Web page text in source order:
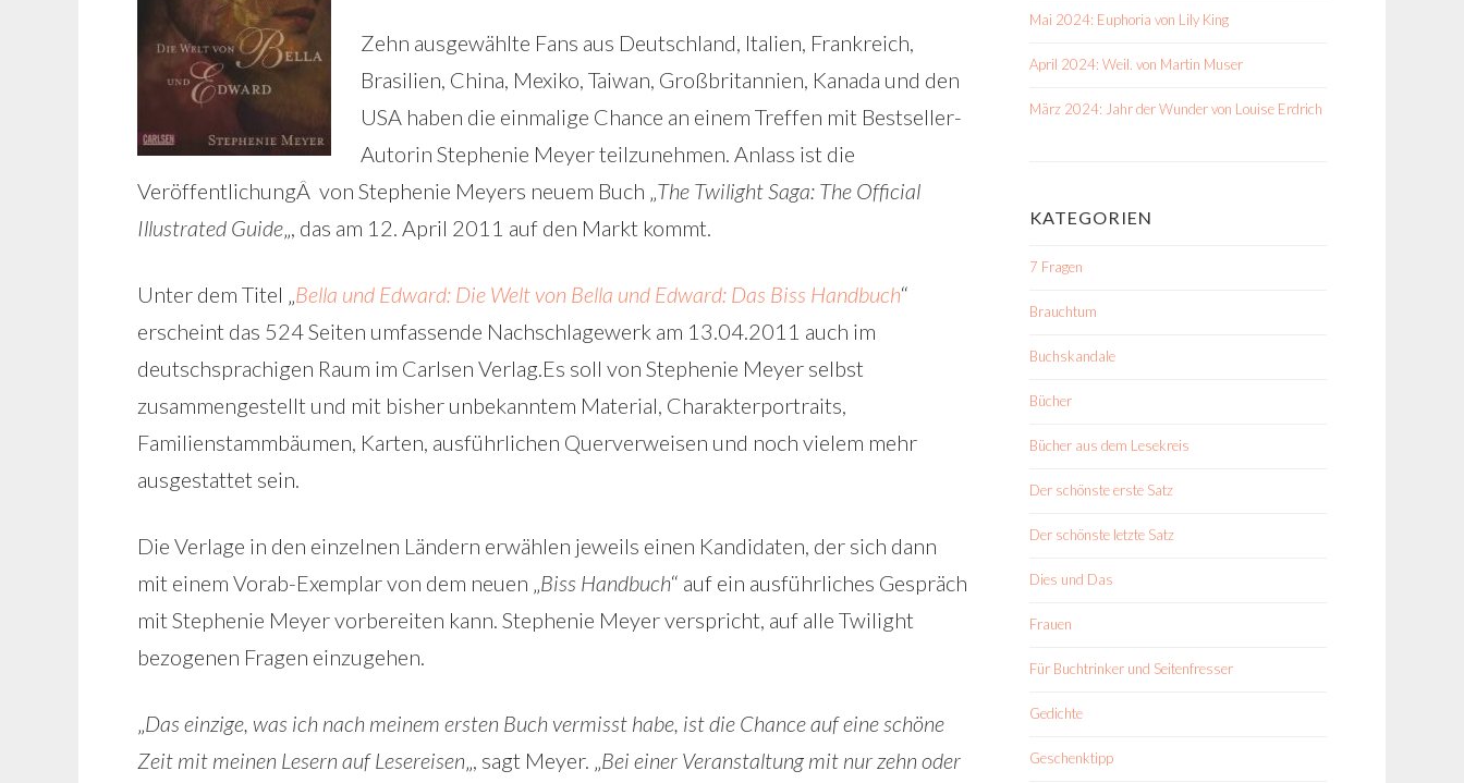
Zehn ausgewählte Fans aus Deutschland, Italien, Frankreich,
Brasilien, China, Mexiko, Taiwan, Großbritannien, Kanada und den
USA haben die einmalige Chance an einem Treffen mit Bestseller-
Autorin Stephenie Meyer teilzunehmen. Anlass ist die
VeröffentlichungÂ von Stephenie Meyers neuem Buch „The Twilight Saga: The Official
Illustrated Guide„, das am 12. April 2011 auf den Markt kommt.
Unter dem Titel „Bella und Edward: Die Welt von Bella und Edward: Das Biss Handbuch“
erscheint das 524 Seiten umfassende Nachschlagewerk am 13.04.2011 auch im
deutschsprachigen Raum im Carlsen Verlag.Es soll von Stephenie Meyer selbst
zusammengestellt und mit bisher unbekanntem Material, Charakterportraits,
Familienstammbäumen, Karten, ausführlichen Querverweisen und noch vielem mehr
ausgestattet sein.
Die Verlage in den einzelnen Ländern erwählen jeweils einen Kandidaten, der sich dann
mit einem Vorab-Exemplar von dem neuen „Biss Handbuch“ auf ein ausführliches Gespräch
mit Stephenie Meyer vorbereiten kann. Stephenie Meyer verspricht, auf alle Twilight
bezogenen Fragen einzugehen.
„Das einzige, was ich nach meinem ersten Buch vermisst habe, ist die Chance auf eine schöne
Zeit mit meinen Lesern auf Lesereisen„, sagt Meyer. „Bei einer Veranstaltung mit nur zehn oder
Mai 2024: Euphoria von Lily King
April 2024: Weil. von Martin Muser
März 2024: Jahr der Wunder von Louise Erdrich
KATEGORIEN
7 Fragen
Brauchtum
Buchskandale
Bücher
Bücher aus dem Lesekreis
Der schönste erste Satz
Der schönste letzte Satz
Dies und Das
Frauen
Für Buchtrinker und Seitenfresser
Gedichte
Geschenktipp